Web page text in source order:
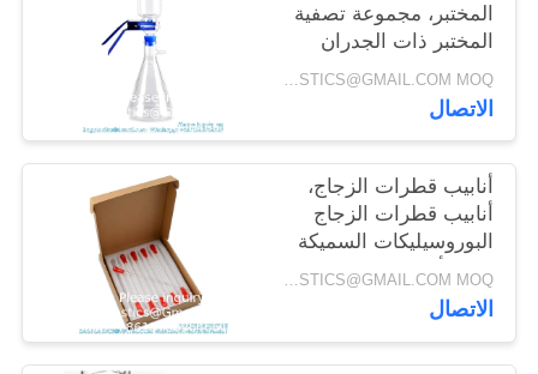
المختبر، مجموعة تصفية
المختبر ذات الجدران
الثقيلة، ضمان لمدة عام
(1000 مل زجاجة تصفية)
INQUIRY: BAGPLASTICS@GMAIL.COM MOQ:الـ (واتس اب) +8613780964661
الاتصال
أنابيب قطرات الزجاج،
أنابيب قطرات الزجاج
البوروسيليكات السميكة
3 مل أنابيب نقل السائل
غير المتدرجة
INQUIRY: BAGPLASTICS@GMAIL.COM MOQ:الـ (واتس اب) +8613780964661
الاتصال